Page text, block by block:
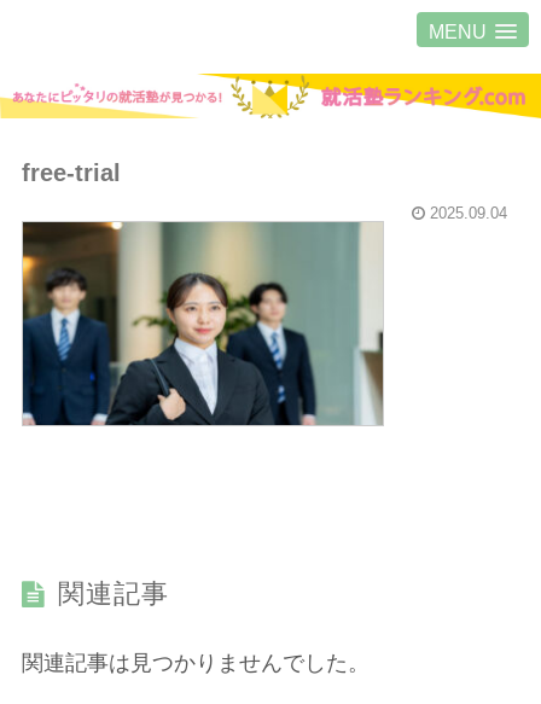
MENU
free-trial
2025.09.04
関連記事
関連記事は見つかりませんでした。